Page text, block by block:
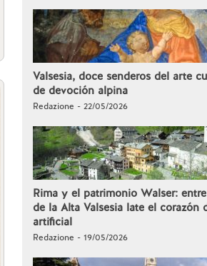
Valsesia, doce senderos del arte
de devoción alpina
Redazione - 22/05/2026
Rima y el patrimonio Walser:
de la Alta Valsesia late el corazón
artificial
Redazione - 19/05/2026